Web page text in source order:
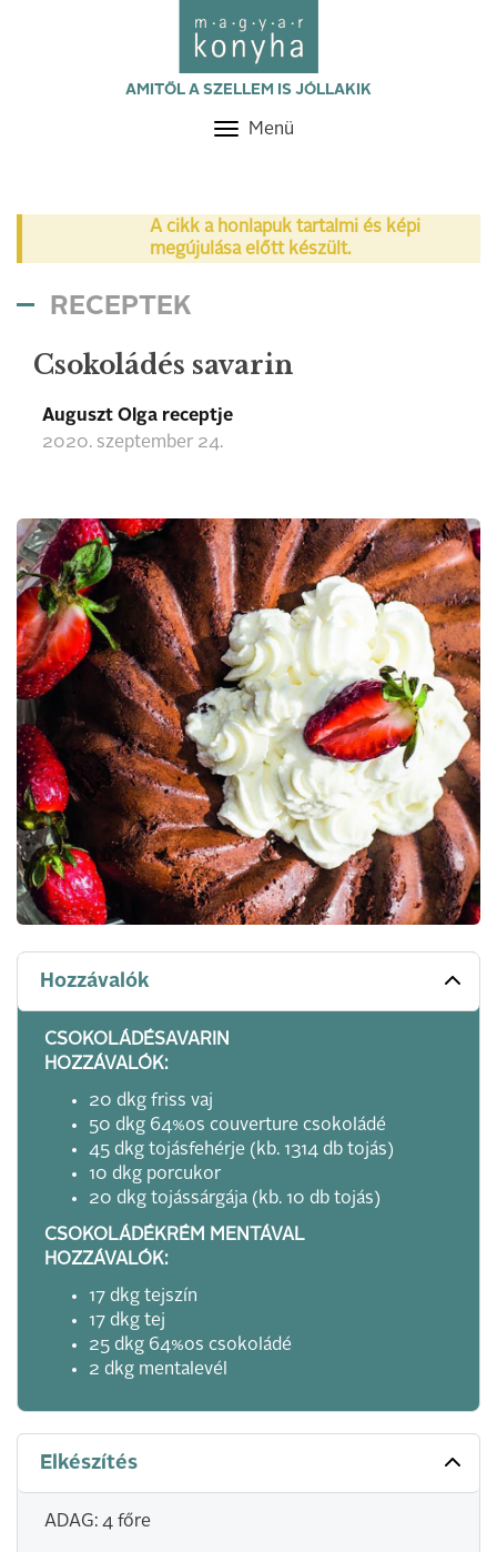
AMITŐL A SZELLEM IS JÓLLAKIK
Toggle
Menü
A cikk a honlapuk tartalmi és képi
megújulása előtt készült.
RECEPTEK
Csokoládés savarin
Auguszt Olga receptje
2020. szeptember 24.
Hozzávalók
CSOKOLÁDÉSAVARIN
HOZZÁVALÓK:
20 dkg friss vaj
50 dkg 64%os couverture csokoládé
45 dkg tojásfehérje (kb. 1314 db tojás)
10 dkg porcukor
20 dkg tojássárgája (kb. 10 db tojás)
CSOKOLÁDÉKRÉM MENTÁVAL
HOZZÁVALÓK:
17 dkg tejszín
17 dkg tej
25 dkg 64%os csokoládé
2 dkg mentalevél
Elkészítés
ADAG: 4 főre